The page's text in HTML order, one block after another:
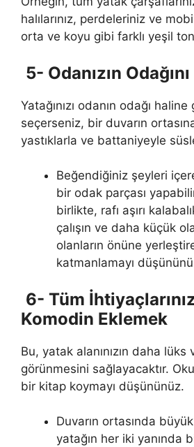
halılarınız, perdeleriniz ve
orta ve koyu gibi farklı yeşil
5- Odanızın
Yatağınızı odanın odağı
seçerseniz, bir duvarın
yastıklarla ve battaniyeyle
Beğendiğiniz şeyleri
bir odak parçası
birlikte, rafı aşırı
çalışın ve daha küçük
olanların önüne
katmanlamayı
6- Tüm
Komodin Eklemek
Bu, yatak alanınızın daha lüks
görünmesini sağlayacaktır.
bir kitap koymayı düşününüz.
Duvarın ortasında
yatağın her iki yanında